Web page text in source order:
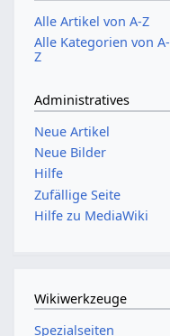
Alle Artikel von A-Z
Alle Kategorien von A-
Z
Administratives
Neue Artikel
Neue Bilder
Hilfe
Zufällige Seite
Hilfe zu MediaWiki
Wikiwerkzeuge
Spezialseiten